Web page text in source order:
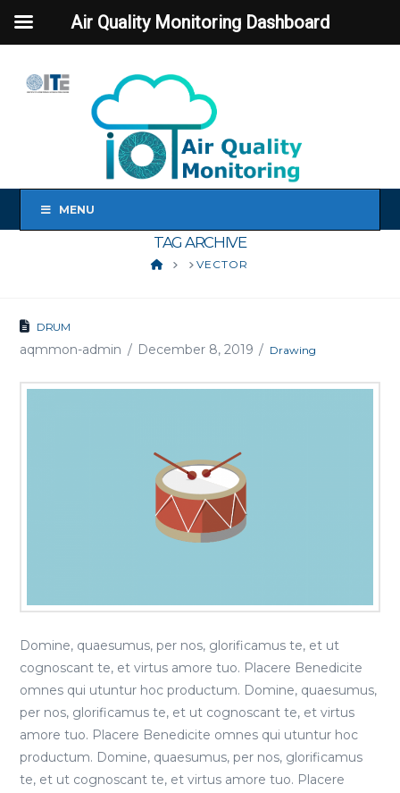
MENU
TAG ARCHIVE
HOMEVECTOR
DRUM
aqmmon-admin December 8, 2019 Drawing
Domine, quaesumus, per nos, glorificamus te, et ut
cognoscant te, et virtus amore tuo. Placere Benedicite
omnes qui utuntur hoc productum. Domine, quaesumus,
per nos, glorificamus te, et ut cognoscant te, et virtus
amore tuo. Placere Benedicite omnes qui utuntur hoc
productum. Domine, quaesumus, per nos, glorificamus
te, et ut cognoscant te, et virtus amore tuo. Placere
Air Quality Monitoring Dashboard